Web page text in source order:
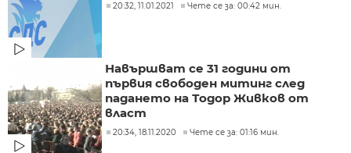
20:32, 11.01.2021 Чете се за: 00:42 мин.
Навършват се 31 години от
първия свободен митинг след
падането на Тодор Живков от
власт
20:34, 18.11.2020 Чете се за: 01:16 мин.